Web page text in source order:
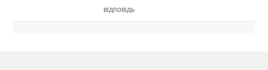
відповідь